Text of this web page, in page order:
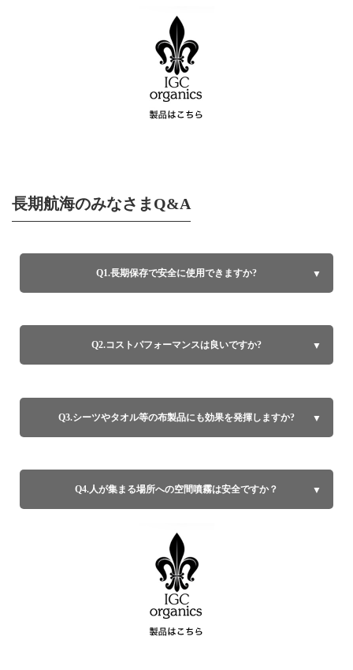
長期航海のみなさまQ&A
Q1.長期保存で安全に使用できますか?
Q2.コストパフォーマンスは良いですか?
Q3.シーツやタオル等の布製品にも効果を発揮しますか?
Q4.人が集まる場所への空間噴霧は安全ですか？